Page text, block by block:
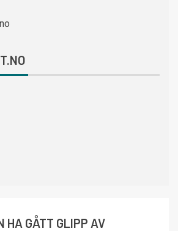
HA GÅTT GLIPP AV